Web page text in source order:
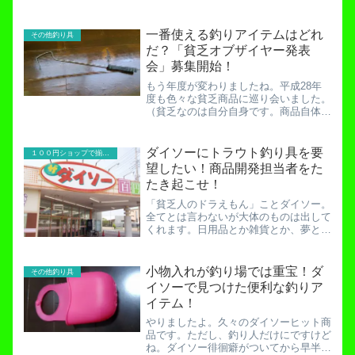
見つけました。撒き餌を投げるときに使
ったりできるのですが、なぜ...
その他釣り具
一番使える釣りアイテムはどれ
だ？「貧乏オブザイヤー発表
会」募集開始！
もう年度が変わりましたね。平成28年
度も色々な貧乏商品に巡り会いました。
（貧乏なのは自分自身です。商品自体は
アイテムを発表する、「貧乏オブザイヤ
ー発表会」をやりたいと思...
１００円ショップで揃える釣り具
ダイソーにトラウト釣り具を要
望したい！商品開発担当者をた
たき起こせ！
「貧乏人のドラえもん」ことダイソー。
全てとは言わないが大体のものは出して
くれます。日用品とか雑貨とか、夢とか
た。しかし、仕方のないことですが「一
般的ジャンルの釣り」につ...
その他釣り具
小物入れが釣り場では重宝！ダ
イソーで見つけた便利な釣りア
イテム！
やりましたよ。久々のダイソーヒット商
品です。ただし、釣り人だけにですけど
ね。ダイソー徘徊癖がついてから早半